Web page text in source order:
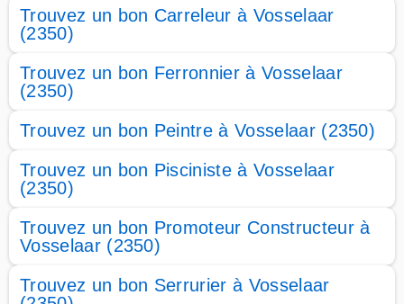
Trouvez un bon Carreleur à Vosselaar
(2350)
Trouvez un bon Ferronnier à Vosselaar
(2350)
Trouvez un bon Peintre à Vosselaar (2350)
Trouvez un bon Pisciniste à Vosselaar
(2350)
Trouvez un bon Promoteur Constructeur à
Vosselaar (2350)
Trouvez un bon Serrurier à Vosselaar